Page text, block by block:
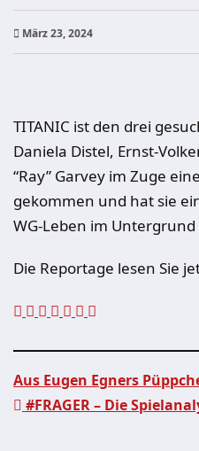
März 23, 2024
TITANIC ist den drei
Daniela Distel, Ernst-
“Ray” Garvey im Zuge
gekommen und hat sie
WG-Leben im
Die Reportage lesen Sie
Aus Eugen Egners
#FRAGER – Die